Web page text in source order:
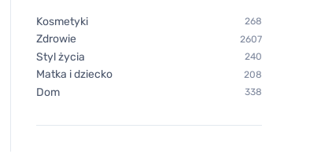
Bombus Raw protein Cocoa
beans 50g
Bombus Raw
Kosmetyki 268
Zdrowie 2607
Styl życia 240
Matka i dziecko 208
Dom 338